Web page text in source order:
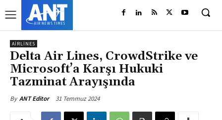
AIRLINES
Delta Air Lines, CrowdStrike ve
Microsoft’a Karşı Hukuki
Tazminat Arayışında
By ANT Editor 31 Temmuz 2024